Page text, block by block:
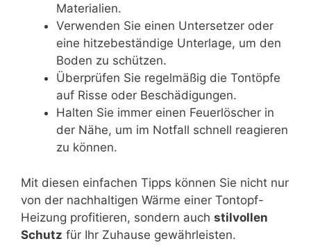
Materialien.
Verwenden Sie einen Untersetzer oder
eine hitzebeständige Unterlage, um den
Boden zu schützen.
Überprüfen Sie regelmäßig die Tontöpfe
auf Risse oder Beschädigungen.
Halten Sie immer einen Feuerlöscher in
der Nähe, um im Notfall schnell reagieren
zu können.
Mit diesen einfachen Tipps können Sie nicht nur
von der nachhaltigen Wärme einer Tontopf-
Heizung profitieren, sondern auch stilvollen
Schutz für Ihr Zuhause gewährleisten.